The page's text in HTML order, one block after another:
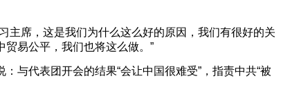
主席，这是我们为什么这么好的原因，我们有很好的关
贸易公平，我们也将这么做。”
与代表团开会的结果“会让中国很难受”，指责中共“被